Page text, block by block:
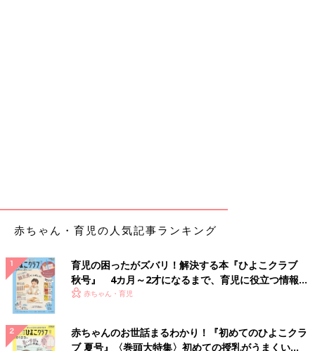
赤ちゃん・育児の人気記事ランキング
育児の困ったがズバリ！解決する本『ひよこクラブ
秋号』 4カ月～2才になるまで、育児に役立つ情報が
いっぱい！
赤ちゃん・育児
赤ちゃんのお世話まるわかり！『初めてのひよこクラ
ブ 夏号』〈巻頭大特集〉初めての授乳がうまくい